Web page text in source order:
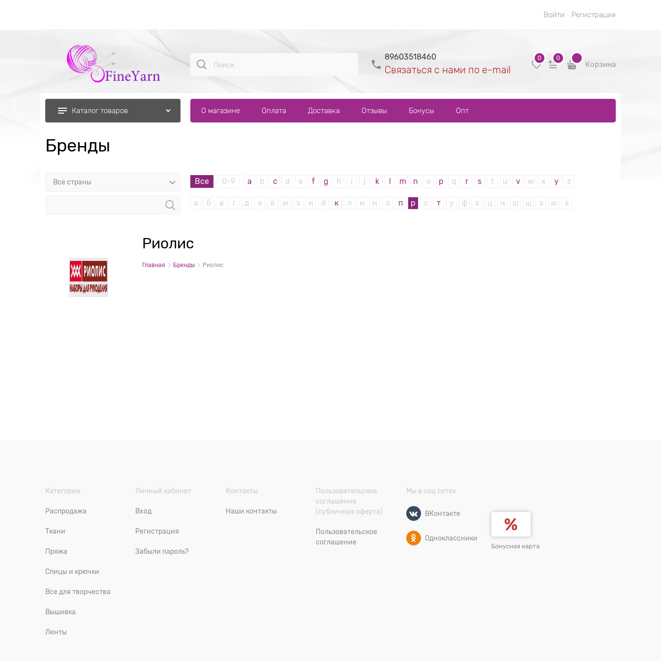
Войти Регистрация
89603518460
Связаться с нами по e-mail
0 0
Корзина
Каталог товаров О магазине Оплата Доставка Отзывы Бонусы Опт
Бренды
Все 0-9 a b c d e f g h i j k m n o p q r s t u v w x y z
а б в г д е ё ж з и й к л м н о п р с т у ф х ц ч ш щ э ю я
Риолис
Главная Бренды Риолис
Категории
Распродажа
Ткани
Пряжа
Спицы и крючки
Все для творчества
Вышивка
Ленты
Личный кабинет
Вход
Регистрация
Забыли пароль?
Контакты
Наши контакты
Пользовательское
соглашение
(публичная оферта)
Пользовательское
соглашение
Мы в соц сетях
ВКонтакте
Одноклассники
Бонусная карта